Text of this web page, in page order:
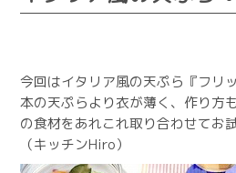
今回はイタリア風の天ぷら『フリ
本の天ぷらより衣が薄く、作り方
の食材をあれこれ取り合わせて
（キッチンHiro）